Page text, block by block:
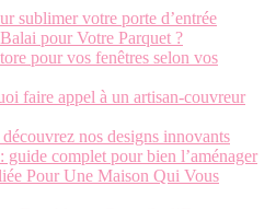
sublimer votre porte d’entrée
pour Votre Parquet ?
pour vos fenêtres selon vos
faire appel à un artisan-couvreur
nos designs innovants
complet pour bien l’aménager
Pour Une Maison Qui Vous